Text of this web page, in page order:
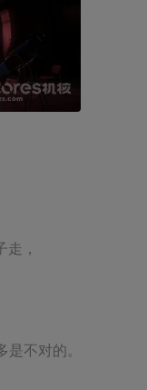
，
不对的。